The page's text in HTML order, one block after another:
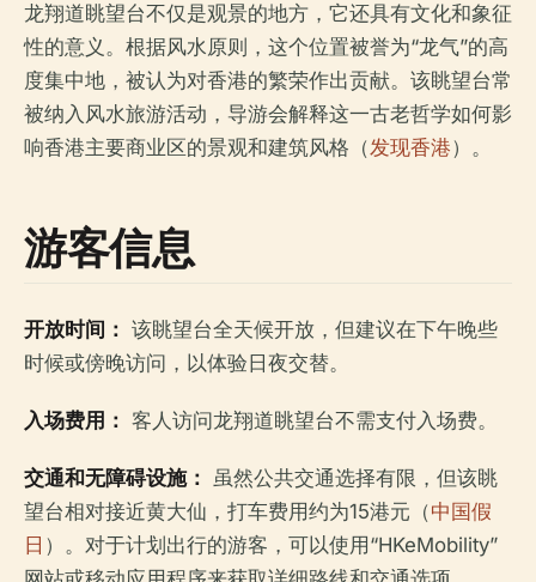
龙翔道眺望台不仅是观景的地方，它还具有文化和象征
性的意义。根据风水原则，这个位置被誉为“龙气”的高
度集中地，被认为对香港的繁荣作出贡献。该眺望台常
被纳入风水旅游活动，导游会解释这一古老哲学如何影
响香港主要商业区的景观和建筑风格（发现香港）。
游客信息
开放时间： 该眺望台全天候开放，但建议在下午晚些
时候或傍晚访问，以体验日夜交替。
入场费用： 客人访问龙翔道眺望台不需支付入场费。
交通和无障碍设施： 虽然公共交通选择有限，但该眺
望台相对接近黄大仙，打车费用约为15港元（中国假
日 ）。对于计划出行的游客，可以使用“HKeMobility”